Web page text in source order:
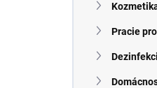
Pracie